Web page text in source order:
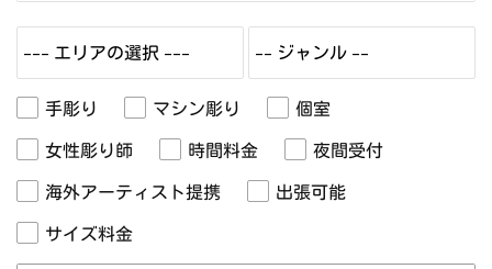
手彫り マシン彫り
個室
女性彫り師
時間料金
夜間受付
海外アーティスト提携
出張可能
サイズ料金